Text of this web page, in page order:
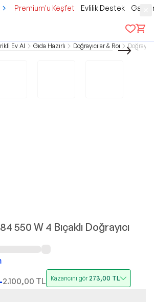
Premium'u Keşfet Evlilik Destek
Ev AletleriGıda HazırlamaDoğrayıcılar & RondolarDoğrayıcı
550 W 4 Bıçaklı Doğrayıcı
2.100,00 TL Kazancını gör273,00 TL